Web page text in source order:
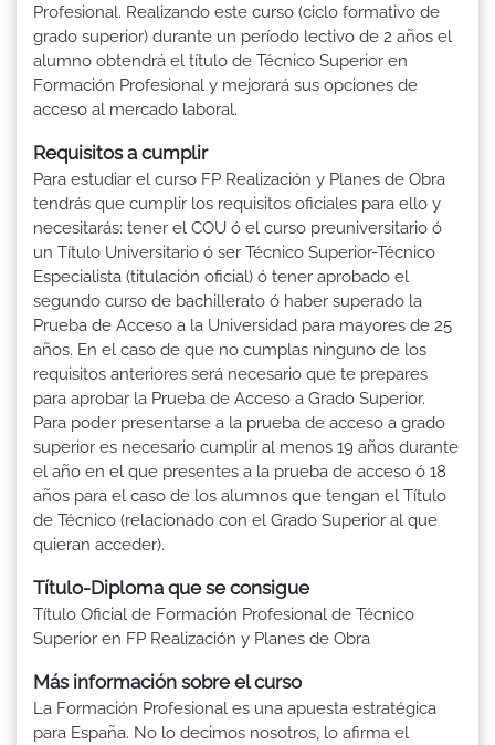
Profesional. Realizando este curso (ciclo formativo de
grado superior) durante un período lectivo de 2 años el
alumno obtendrá el título de Técnico Superior en
Formación Profesional y mejorará sus opciones de
acceso al mercado laboral.
Requisitos a cumplir
Para estudiar el curso FP Realización y Planes de Obra
tendrás que cumplir los requisitos oficiales para ello y
necesitarás: tener el COU ó el curso preuniversitario ó
un Título Universitario ó ser Técnico Superior-Técnico
Especialista (titulación oficial) ó tener aprobado el
segundo curso de bachillerato ó haber superado la
Prueba de Acceso a la Universidad para mayores de 25
años. En el caso de que no cumplas ninguno de los
requisitos anteriores será necesario que te prepares
para aprobar la Prueba de Acceso a Grado Superior.
Para poder presentarse a la prueba de acceso a grado
superior es necesario cumplir al menos 19 años durante
el año en el que presentes a la prueba de acceso ó 18
años para el caso de los alumnos que tengan el Título
de Técnico (relacionado con el Grado Superior al que
quieran acceder).
Título-Diploma que se consigue
Título Oficial de Formación Profesional de Técnico
Superior en FP Realización y Planes de Obra
Más información sobre el curso
La Formación Profesional es una apuesta estratégica
para España. No lo decimos nosotros, lo afirma el